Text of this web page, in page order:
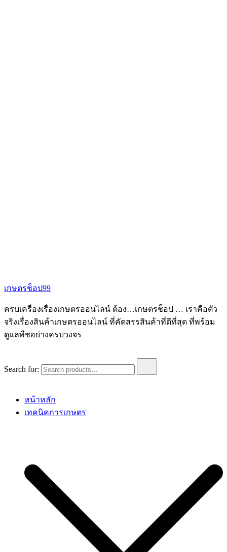
เกษตรช็อป99
ครบเครื่องเรื่องเกษตรออนไลน์ ต้อง…เกษตรช็อป … เราคือตัว
จริงเรื่องสินค้าเกษตรออนไลน์ ที่คัดสรรสินค้าที่ดีที่สุด ที่พร้อม
ดูแลพืชอย่างครบวงจร
Search for:
หน้าหลัก
เทคนิคการเกษตร